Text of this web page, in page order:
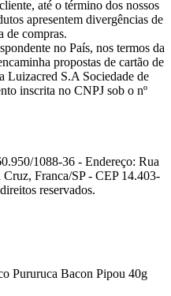
até o término dos nossos
apresentem divergências de
de compras.
no País, nos termos da
propostas de cartão de
Luizacred S.A Sociedade de
inscrita no CNPJ sob o nº
1088-36 - Endereço: Rua
Franca/SP - CEP 14.403-
reservados.
Pururuca Bacon Pipou 40g